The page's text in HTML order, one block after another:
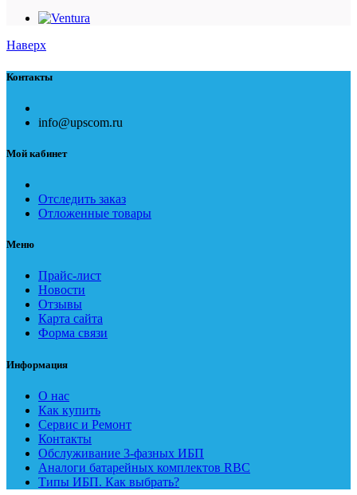
Наверх
Контакты
info@upscom.ru
Мой кабинет
Отследить заказ
Отложенные товары
Меню
Прайс-лист
Новости
Отзывы
Карта сайта
Форма связи
Информация
О нас
Как купить
Сервис и Ремонт
Контакты
Обслуживание 3-фазных ИБП
Аналоги батарейных комплектов RBC
Типы ИБП. Как выбрать?